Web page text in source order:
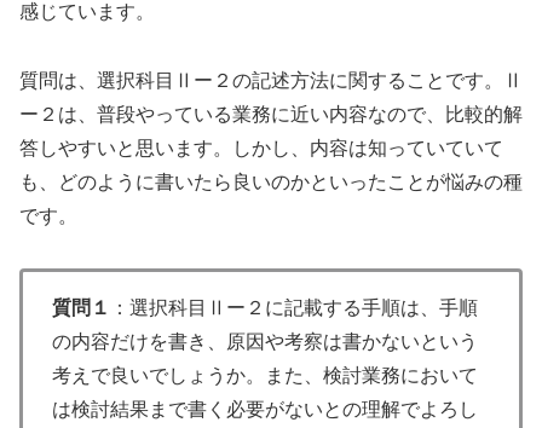
感じています。
質問は、選択科目Ⅱー２の記述方法に関することです。Ⅱ
ー２は、普段やっている業務に近い内容なので、比較的解
答しやすいと思います。しかし、内容は知っていていて
も、どのように書いたら良いのかといったことが悩みの種
です。
質問１ ：選択科目Ⅱー２に記載する手順は、手順
の内容だけを書き、原因や考察は書かないという
考えで良いでしょうか。また、検討業務において
は検討結果まで書く必要がないとの理解でよろし